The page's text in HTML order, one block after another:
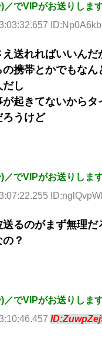
／でVIPがお送りしま
え送れればいいんだ
の携帯とかでもなん
だし
起きてないからタ
ろうけど
／でVIPがお送りしま
送るのがまず無理だ
？
／でVIPがお送りしま